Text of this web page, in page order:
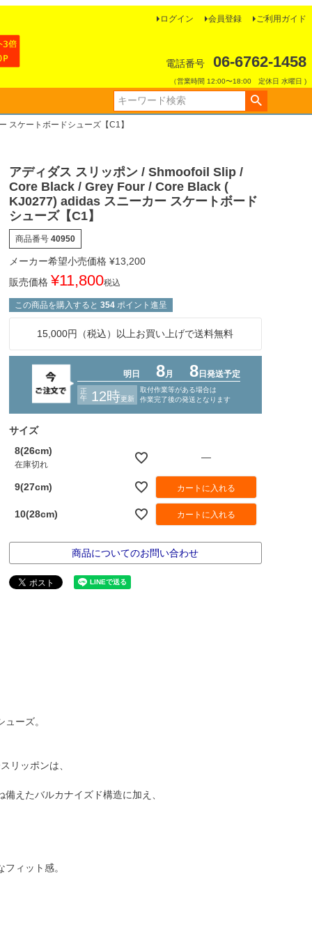
ログイン 会員登録 ご利用ガイド
電話番号 06-6762-1458
（営業時間 12:00〜18:00 定休日 水曜日 )
スケートボードシューズ【C1】
アディダス スリッポン / Shmoofoil Slip /
Core Black / Grey Four / Core Black (
KJ0277) adidas スニーカー スケートボード
シューズ【C1】
商品番号 40950
メーカー希望小売価格 ¥13,200
販売価格 ¥11,800税込
この商品を購入すると 354 ポイント進呈
15,000円（税込）以上お買い上げで送料無料
サイズ
8(26cm)
在庫切れ
—
9(27cm) カートに入れる
10(28cm) カートに入れる
商品についてのお問い合わせ
ーズ。
リッポンは、
えたバルカナイズド構造に加え、
ィット感。